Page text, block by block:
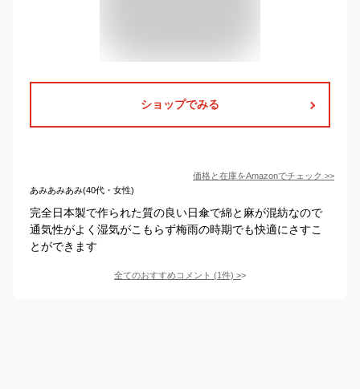
ショップでみる
価格と在庫をAmazonでチェック >>
あみあみあみ(40代・女性)
完全日本製で作られた質の良い日傘で綿と麻が混紡なので
通気性がよく湿気がこもらず梅雨の時期でも快適にさすこ
とができます
全てのおすすめコメント (1件) >